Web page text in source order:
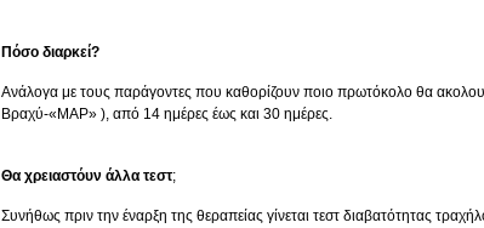
Πόσο διαρκεί?
Ανάλογα με τους παράγοντες που καθορίζουν ποιο πρωτόκολο θα
Βραχύ-«ΜAP» ), από 14 ημέρες έως και 30 ημέρες.
Θα χρειαστόυν άλλα τεστ;
Συνήθως πριν την έναρξη της θεραπείας γίνεται τεστ διαβατότητας